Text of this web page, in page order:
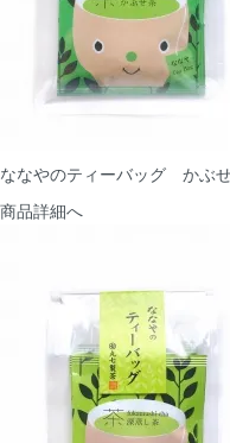
ななやのティーバッグ かぶ
商品詳細へ